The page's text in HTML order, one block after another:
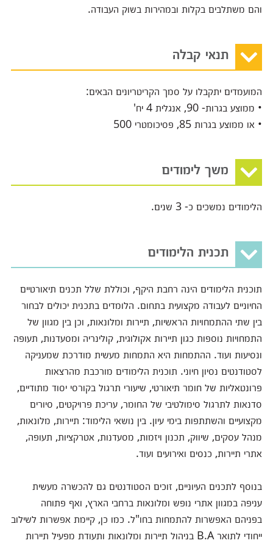
והם משתלבים בקלות ובמהירות בשוק העבודה.
תנאי קבלה
המועמדים יתקבלו על סמך הקריטריונים הבאים:
• ממוצע בגרות- 90, אנגלית 4 יח'
• או ממוצע בגרות 85, פסיכומטרי 500
משך לימודים
הלימודים נמשכים כ- 3 שנים.
תכנית הלימודים
תוכנית הלימודים הינה רחבת היקף, וכוללת שלל תכנים תיאורטיים
החיוניים לעבודה מקצועית בתחום. הלומדים בתכנית יכולים לבחור
בין שתי ההתמחויות הראשיות, תיירות ומלונאות, וכן בין מגוון של
התמחויות נוספות כגון תיירות אקולוגית, קולינריה ומסעדנות, תעופה
ונסיעות ועוד. ההתמחות היא התמחות מעשית מודרכת שמעניקה
לסטודנטים נסיון חיוני. תוכנית הלימודים מורכבת מהרצאות
פרונטאליות של חומר תיאורטי, שיעורי תרגול בקורסי יסוד מתודיים,
סדנאות לתרגול סימולטיבי של החומר, עריכת פרויקטים, סיורים
מקצועיים והשתתפות בימי עיון. בין נושאי הלימוד: תיירות, מלונאות,
מנהל עסקים, שיווק, תכנון ויזמות, מסעדנות, אטרקציות, תעופה,
אתרי תיירות, כנסים ואירועים ועוד.
בנוסף לתכנים העיוניים, זוכים הסטודנטים גם להכשרה מעשית
עניפה במגוון אתרי נופש ומלונאות ברחבי הארץ, ואף פתוחה
בפניהם האפשרות להתמחות בחו"ל. כמו כן, קיימת אפשרות לשילוב
ייחודי לתואר B.A בניהול תיירות ומלונאות ותעודת מפעיל תיירות